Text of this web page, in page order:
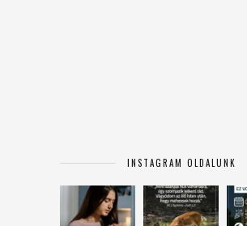
INSTAGRAM OLDALUNK